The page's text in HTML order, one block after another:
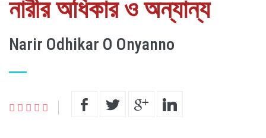
নারীর অধিকার ও অন্যান্য
Narir Odhikar O Onyanno